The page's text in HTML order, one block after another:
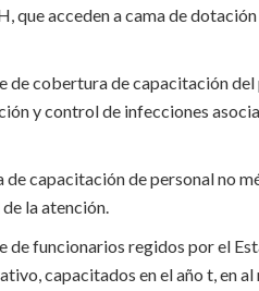
que acceden a cama de
de cobertura de capacitación del
y control de infecciones
capacitación de personal no
la atención.
de funcionarios regidos por el
capacitados en el año t, en al